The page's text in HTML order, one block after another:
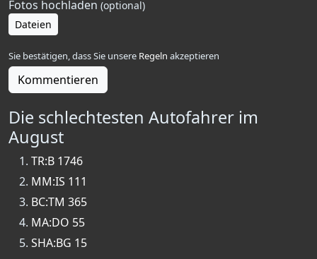
Fotos hochladen (optional)
Dateien
Sie bestätigen, dass Sie unsere Regeln akzeptieren
Kommentieren
Die schlechtesten Autofahrer im
August
TR:B 1746
MM:IS 111
BC:TM 365
MA:DO 55
SHA:BG 15